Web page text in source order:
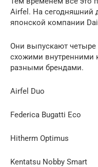
Airfel. На сегодняшний
японской компании
Они выпускают четыре
схожими внутренними
разными брендами.
Airfel Duo
Federica Bugatti Eco
Hitherm Optimus
Kentatsu Nobby Smart